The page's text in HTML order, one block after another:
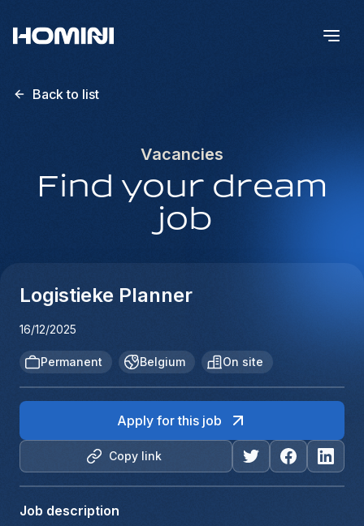
Back to list
Vacancies
Find your dream
job
Logistieke Planner
16/12/2025
Permanent Belgium On site
Copy link
Apply for this job
Job description